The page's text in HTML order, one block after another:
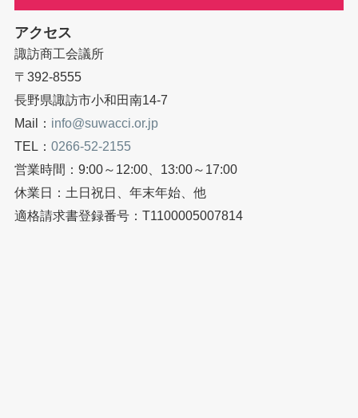
アクセス
諏訪商工会議所
〒392-8555
長野県諏訪市小和田南14-7
Mail： info@suwacci.or.jp
TEL： 0266-52-2155
営業時間：9:00～12:00、13:00～17:00
休業日：土日祝日、年末年始、他
適格請求書登録番号：T1100005007814